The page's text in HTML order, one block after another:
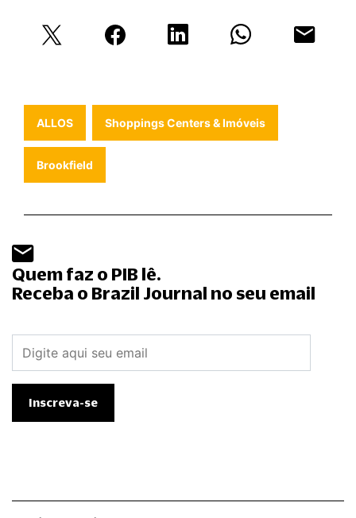
ALLOS Shoppings Centers & Imóveis
Brookfield
Quem faz o PIB lê.
Receba o Brazil Journal no seu email